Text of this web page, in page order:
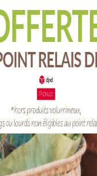
et légumes
SOLABIOL
fruits et
ml prêt à l'emploi